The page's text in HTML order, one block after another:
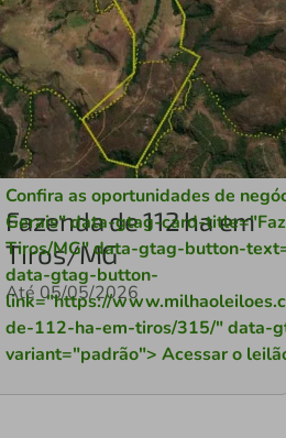
casa-
Fazenda de 112 ha em
Tiros/MG
Até 05/05/2026
Confira as oportunidades de
Gerais" data-gtag-card-
Tiros/MG" data-gtag-button-
data-gtag-button-
link="https://
de-112-ha-em-tiros/315/" data-
variant="padrão"> Acessar o